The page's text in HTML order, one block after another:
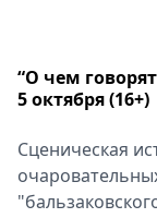
“О чем
5 октября (16+)
Сценическая